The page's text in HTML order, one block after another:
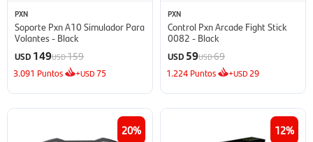
PXN
Soporte Pxn A10 Simulador Para
Volantes - Black
USD 149USD159
3.091 Puntos +USD75
PXN
Control Pxn Arcade Fight Stick
0082 - Black
USD 59USD69
1.224 Puntos +USD29
20 12